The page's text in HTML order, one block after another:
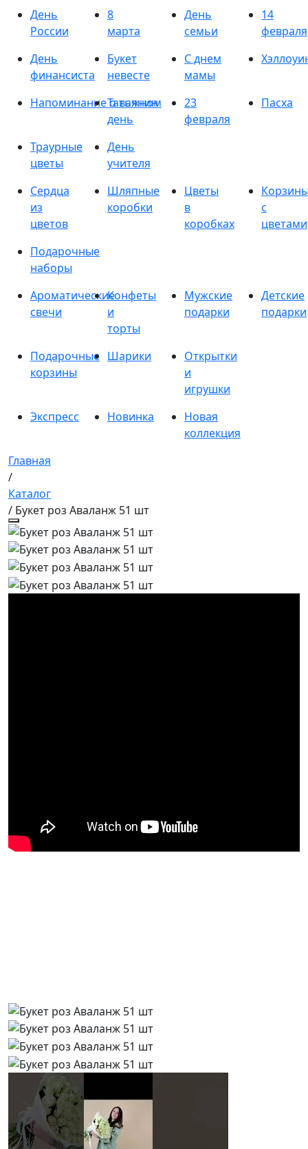
День
России
8
марта
День
семьи
14
февраля
День
финансиста
Букет
невесте
С днем
мамы
Напоминание о важном
Татьянин
день
23
февраля
Пасха
Траурные
цветы
День
учителя
Сердца
из
цветов
Шляпные
коробки
Цветы
в
коробках
с
цветами
Подарочные
наборы
Ароматические
свечи
Конфеты
и
торты
Мужские
подарки
Детские
подарки
Подарочные
корзины
Шарики
Открытки
и
игрушки
Экспресс
Новинка
Новая
коллекция
Главная
/
Каталог
/ Букет роз Аваланж 51 шт